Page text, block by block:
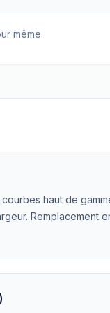
même.
haut de
Remplacement